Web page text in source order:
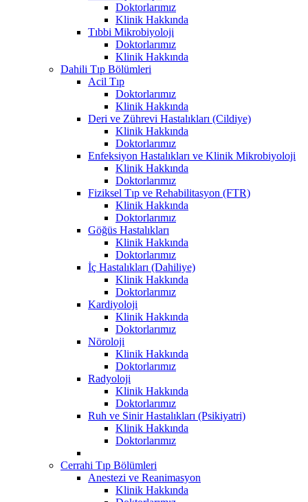
Doktorlarımız
Klinik Hakkında
Tıbbi Mikrobiyoloji
Doktorlarımız
Klinik Hakkında
Dahili Tıp Bölümleri
Acil Tıp
Doktorlarımız
Klinik Hakkında
Deri ve Zührevi Hastalıkları (Cildiye)
Klinik Hakkında
Doktorlarımız
Enfeksiyon Hastalıkları ve Klinik Mikrobiyoloji
Klinik Hakkında
Doktorlarımız
Fiziksel Tıp ve Rehabilitasyon (FTR)
Klinik Hakkında
Doktorlarımız
Göğüs Hastalıkları
Klinik Hakkında
Doktorlarımız
İç Hastalıkları (Dahiliye)
Klinik Hakkında
Doktorlarımız
Kardiyoloji
Klinik Hakkında
Doktorlarımız
Nöroloji
Klinik Hakkında
Doktorlarımız
Radyoloji
Klinik Hakkında
Doktorlarımız
Ruh ve Sinir Hastalıkları (Psikiyatri)
Klinik Hakkında
Doktorlarımız
Cerrahi Tıp Bölümleri
Anestezi ve Reanimasyon
Klinik Hakkında